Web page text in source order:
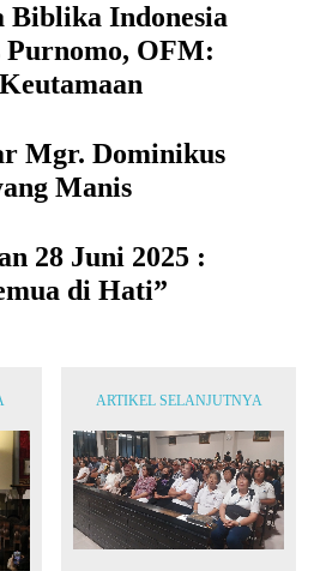
Biblika Indonesia
OFM:
Mgr. Dominikus
Manis
28 Juni 2025 :
di Hati”
ARTIKEL SELANJUTNYA